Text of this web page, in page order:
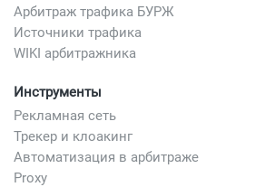
Арбитраж трафика БУРЖ
Источники трафика
WIKI арбитражника
Инструменты
Рекламная сеть
Трекер и клоакинг
Автоматизация в арбитраже
Proxy